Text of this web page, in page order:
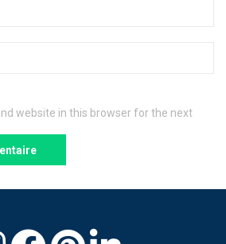
website in this browser for the next